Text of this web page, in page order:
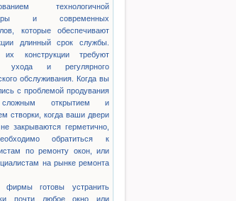
технологичной
и современных
которые обеспечивают
длинный срок службы.
их конструкции требуют
ухода и регулярного
обслуживания. Когда вы
с проблемой продувания
открытием и
створки, когда ваши двери
закрываются герметично,
обратиться к
по ремонту окон, или
на рынке ремонта
фирмы готовы устранить
почти любое окно или